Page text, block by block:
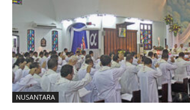
NUSANTARA